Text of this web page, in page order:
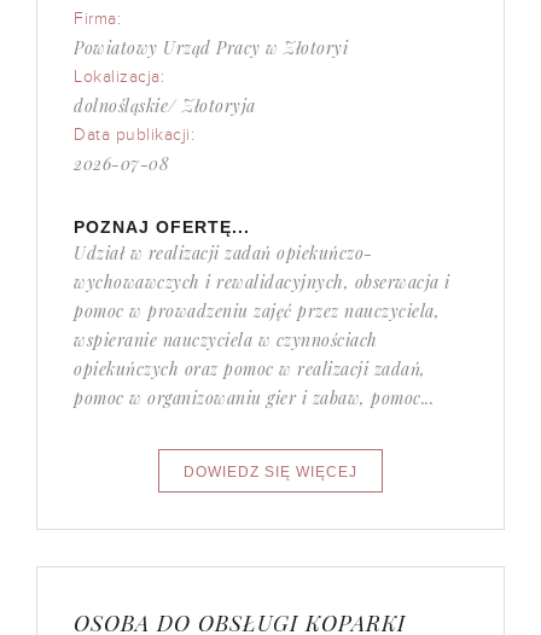
Firma:
Powiatowy Urząd Pracy w Złotoryi
Lokalizacja:
dolnośląskie/ Złotoryja
Data publikacji:
2026-07-08
POZNAJ OFERTĘ...
Udział w realizacji zadań opiekuńczo-
wychowawczych i rewalidacyjnych, obserwacja i
pomoc w prowadzeniu zajęć przez nauczyciela,
wspieranie nauczyciela w czynnościach
opiekuńczych oraz pomoc w realizacji zadań,
pomoc w organizowaniu gier i zabaw, pomoc...
OSOBA DO OBSŁUGI KOPARKI